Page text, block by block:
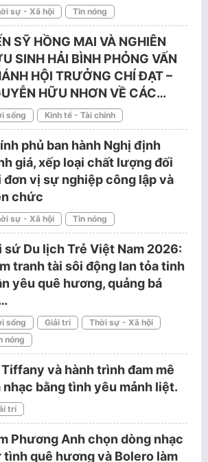
sự - Xã hội Tin nóng
SỸ HỒNG MAI VÀ NGHIÊN
SINH HẢI BÌNH PHỎNG VẤN
HỘI TRƯỞNG CHÍ ĐẠT –
HỮU NHƠN VỀ CÁC…
sống Kinh tế - Tài chính
phủ ban hành Nghị định
giá, xếp loại chất lượng đối
đơn vị sự nghiệp công lập và
chức
sự - Xã hội Tin nóng
sứ Du lịch Trẻ Việt Nam 2026:
tranh tài sôi động lan tỏa tinh
yêu quê hương, quảng bá
sống Giải trí
Thời sự - Xã hội
nóng
Tiffany và hành trình đam mê
nhạc bằng tình yêu mảnh liệt.
trí
Phương Anh chọn dòng nhạc
quê hương và Bolero làm